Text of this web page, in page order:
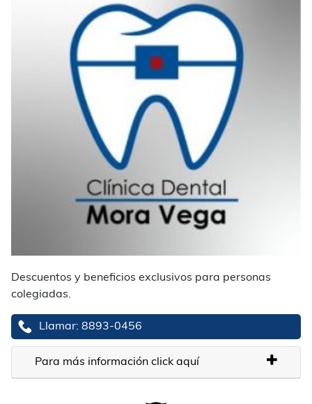
Descuentos y beneficios exclusivos para personas
colegiadas.
Llamar: 8893-0456
Para más información click aquí